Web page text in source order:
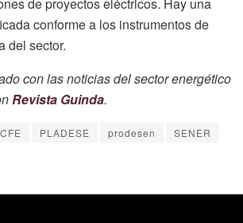
de proyectos eléctricos. Hay una
conforme a los instrumentos de
del sector.
con las noticias del sector energético
Revista Guinda.
CFE PLADESE prodesen SENER